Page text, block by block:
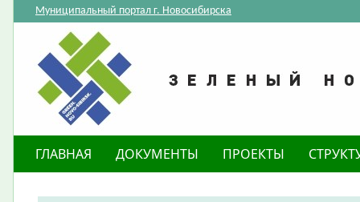
Муниципальный портал г. Новосибирска
ГЛАВНАЯ ДОКУМЕНТЫ ПРОЕКТЫ